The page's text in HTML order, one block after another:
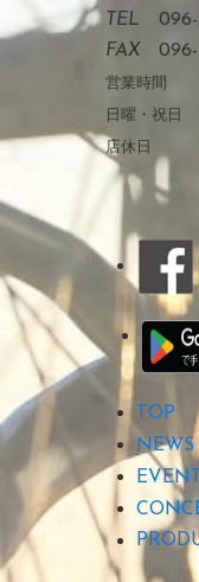
TEL
096-
FAX
営業時間
日曜・祝日
店休日
TOP
NEWS
EVENT